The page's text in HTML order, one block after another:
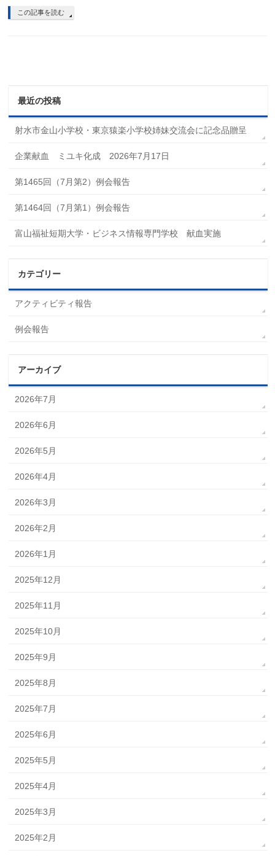
この記事を読む
最近の投稿
射水市金山小学校・東京猿楽小学校姉妹交流会に記念品贈呈
企業献血 ミユキ化成 2026年7月17日
第1465回（7月第2）例会報告
第1464回（7月第1）例会報告
富山福祉短期大学・ビジネス情報専門学校 献血実施
カテゴリー
アクティビティ報告
例会報告
アーカイブ
2026年7月
2026年6月
2026年5月
2026年4月
2026年3月
2026年2月
2026年1月
2025年12月
2025年11月
2025年10月
2025年9月
2025年8月
2025年7月
2025年6月
2025年5月
2025年4月
2025年3月
2025年2月